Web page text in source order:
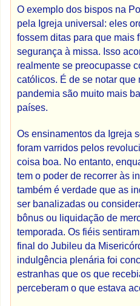
O exemplo dos bispos na
pela Igreja universal: eles
fossem ditas para que mais
segurança à missa. Isso
realmente se preocupasse
católicos. É de se notar que
pandemia são muito mais
países.
Os ensinamentos da Igreja
foram varridos pelos
coisa boa. No entanto,
tem o poder de recorrer às
também é verdade que as
ser banalizadas ou
bônus ou liquidação de
temporada. Os fiéis
final do Jubileu da
indulgência plenária foi
estranhas que os que
perceberam o que estava